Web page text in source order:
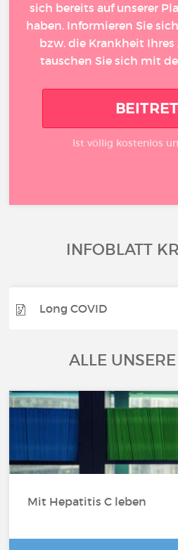
sich bereits auf unserer
haben. Informieren Sie
bzw. die Krankheit
tauschen Sie sich mit
Ist völlig kostenlos
INFOBLATT
Long COVID
ALLE
Mit Hepatitis C leben